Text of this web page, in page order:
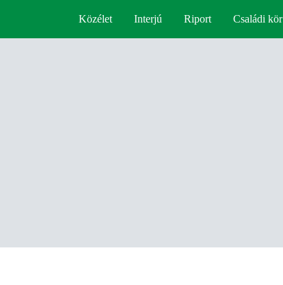
Közélet Interjú Riport Családi kör